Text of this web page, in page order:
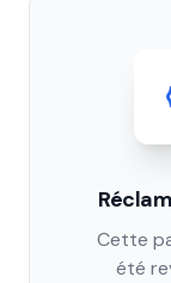
Cette
été